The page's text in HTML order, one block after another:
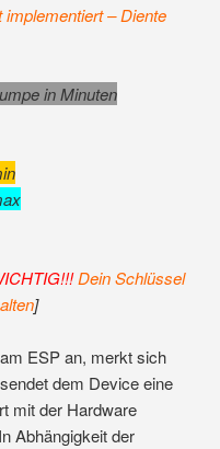
implementiert – Diente
in Minuten
Dein Schlüssel
]
am ESP an, merkt sich
dem Device eine
mit der Hardware
Abhängigkeit der